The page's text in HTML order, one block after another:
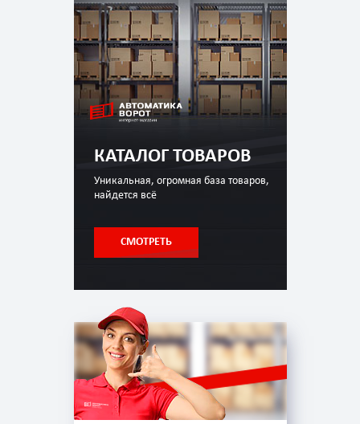
КАТАЛОГ ТОВАРОВ
Уникальная, огромная база товаров,
найдется всё
СМОТРЕТЬ